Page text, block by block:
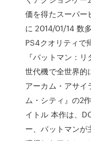
価を得たスーパー
に 2014/01/14 数
PS4クオリティで
『バットマン：
世代機で全世界的
アーカム・アサイ
ム・シティ』の2
イトル 本作は、
ー、バットマンが